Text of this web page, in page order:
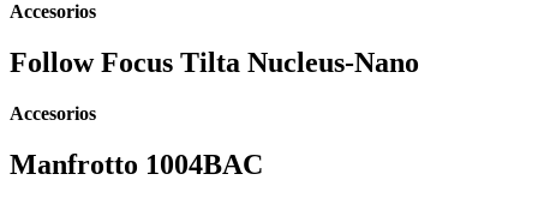
Accesorios
Follow Focus Tilta Nucleus-Nano
Accesorios
Manfrotto 1004BAC